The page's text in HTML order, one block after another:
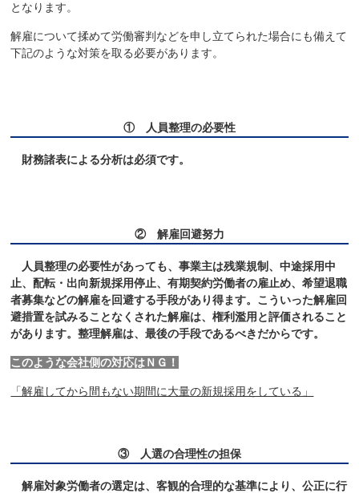
となります。
解雇について揉めて労働審判などを申し立てられた場合にも備えて
下記のような対策を取る必要があります。
① 人員整理の必要性
財務諸表による分析は必須です。
② 解雇回避努力
人員整理の必要性があっても、事業主は残業規制、中途採用中
止、配転・出向新規採用停止、有期契約労働者の雇止め、希望退職
者募集などの解雇を回避する手段があり得ます。こういった解雇回
避措置を試みることなくされた解雇は、権利濫用と評価されること
があります。整理解雇は、最後の手段であるべきだからです。
このような会社側の対応はＮＧ！
「解雇してから間もない期間に大量の新規採用をしている」
③ 人選の合理性の担保
解雇対象労働者の選定は、客観的合理的な基準により、公正に行